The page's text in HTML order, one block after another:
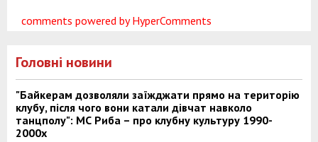
comments powered by HyperComments
Головні новини
"Байкерам дозволяли заїжджати прямо на територію
клубу, після чого вони катали дівчат навколо
танцполу": МС Риба – про клубну культуру 1990-
2000х